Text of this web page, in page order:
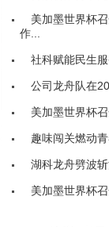
美加墨世界杯
作...
社科赋能民生
公司龙舟队在
美加墨世界杯
趣味闯关燃动
湖科龙舟劈波
美加墨世界杯